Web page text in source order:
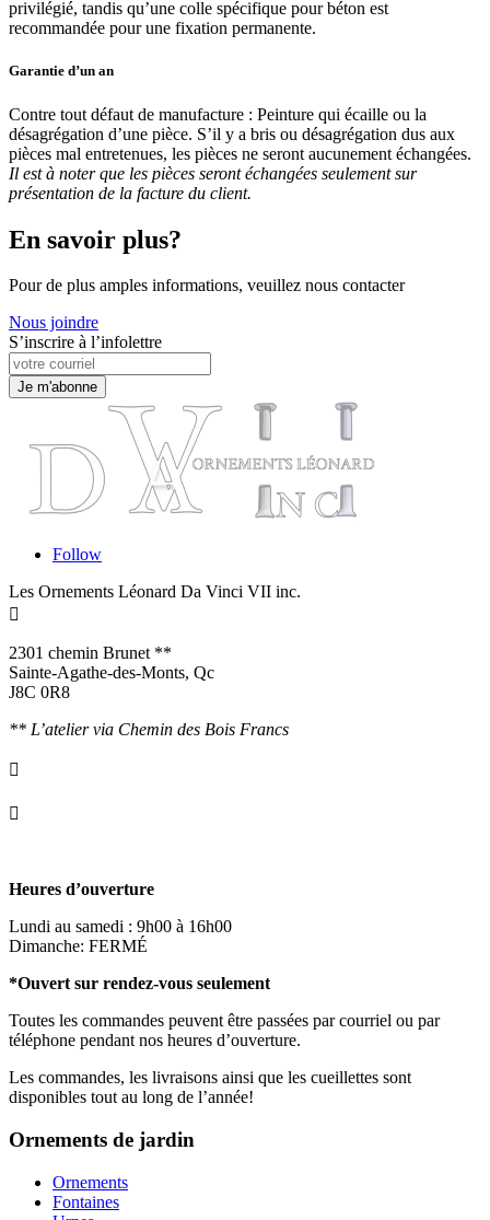
privilégié, tandis qu’une colle spécifique pour béton est
recommandée pour une fixation permanente.
Garantie d’un an
Contre tout défaut de manufacture : Peinture qui écaille ou la
désagrégation d’une pièce. S’il y a bris ou désagrégation dus aux
pièces mal entretenues, les pièces ne seront aucunement échangées.
Il est à noter que les pièces seront échangées seulement sur
présentation de la facture du client.
En savoir plus?
Pour de plus amples informations, veuillez nous contacter
Nous joindre
S’inscrire à l’infolettre
Follow
Les Ornements Léonard Da Vinci VII inc.

2301 chemin Brunet **
Sainte-Agathe-des-Monts, Qc
J8C 0R8
** L’atelier via Chemin des Bois Francs


Heures d’ouverture
Lundi au samedi : 9h00 à 16h00
Dimanche: FERMÉ
*Ouvert sur rendez-vous seulement
Toutes les commandes peuvent être passées par courriel ou par
téléphone pendant nos heures d’ouverture.
Les commandes, les livraisons ainsi que les cueillettes sont
disponibles tout au long de l’année!
Ornements de jardin
Ornements
Fontaines